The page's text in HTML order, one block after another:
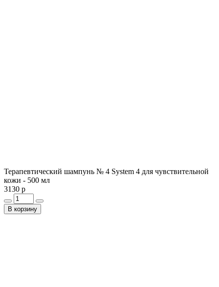
Терапевтический шампунь № 4 System 4 для чувствительной
кожи - 500 мл
3130 р
В корзину